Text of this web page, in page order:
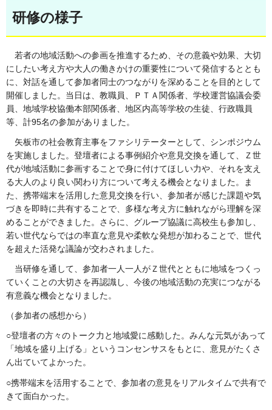
研修の様子
若者の地域活動への参画を推進するため、その意義や効果、大切
にしたい考え方や大人の働きかけの重要性について発信するととも
に、対話を通して参加者同士のつながりを深めることを目的として
開催しました。当日は、教職員、ＰＴＡ関係者、学校運営協議会委
員、地域学校協働本部関係者、地区内高等学校の生徒、行政職員
等、計95名の参加がありました。
矢板市の社会教育主事をファシリテーターとして、シンポジウム
を実施しました。登壇者による事例紹介や意見交換を通して、Ｚ世
代が地域活動に参画することで身に付けてほしい力や、それを支え
る大人のより良い関わり方について考える機会となりました。ま
た、携帯端末を活用した意見交換を行い、参加者が感じた課題や気
づきを即時に共有することで、多様な考え方に触れながら理解を深
めることができました。さらに、グループ協議に高校生も参加し、
若い世代ならではの率直な意見や柔軟な発想が加わることで、世代
を超えた活発な議論が交わされました。
当研修を通して、参加者一人一人がＺ世代とともに地域をつくっ
ていくことの大切さを再認識し、今後の地域活動の充実につながる
有意義な機会となりました。
（参加者の感想から）
○登壇者の方々のトーク力と地域愛に感動した。みんな元気があって
「地域を盛り上げる」というコンセンサスをもとに、意見がたくさ
ん出ていてよかった。
○携帯端末を活用することで、参加者の意見をリアルタイムで共有で
きて面白かった。